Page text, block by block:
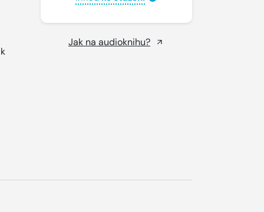
Jak na audioknihu?